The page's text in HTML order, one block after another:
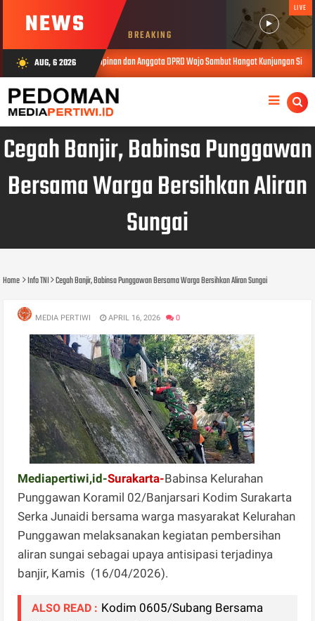
NEWS BREAKING
LIVE
wb_sunny AUG, 6 2026
Sinergi, Pimpinan dan Anggota DPRD Wajo Sambut Hangat Kunjungan Silaturahmi
Cegah Banjir, Babinsa Punggawan
Bersama Warga Bersihkan Aliran
Sungai
Home Info TNI Cegah Banjir, Babinsa Punggawan Bersama Warga Bersihkan Aliran Sungai
MEDIA PERTIWI APRIL 16, 2026 0
Mediapertiwi,id-Surakarta-Babinsa Kelurahan
Punggawan Koramil 02/Banjarsari Kodim Surakarta
Serka Junaidi bersama warga masyarakat Kelurahan
Punggawan melaksanakan kegiatan pembersihan
aliran sungai sebagai upaya antisipasi terjadinya
banjir, Kamis (16/04/2026).
ALSO READ : Kodim 0605/Subang Bersama